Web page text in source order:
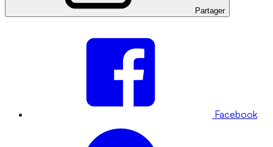
Partager
Facebook